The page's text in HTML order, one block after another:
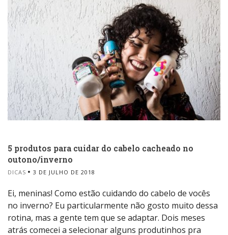
5 produtos para cuidar do cabelo cacheado no
outono/inverno
DICAS 3 DE JULHO DE 2018
Ei, meninas! Como estão cuidando do cabelo de vocês
no inverno? Eu particularmente não gosto muito dessa
rotina, mas a gente tem que se adaptar. Dois meses
atrás comecei a selecionar alguns produtinhos pra